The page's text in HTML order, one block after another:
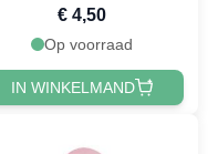
€ 4,50
Op voorraad
IN WINKELMAND